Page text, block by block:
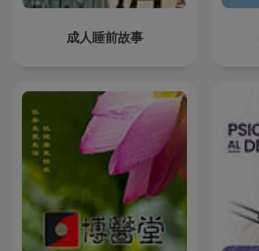
成人睡前故事